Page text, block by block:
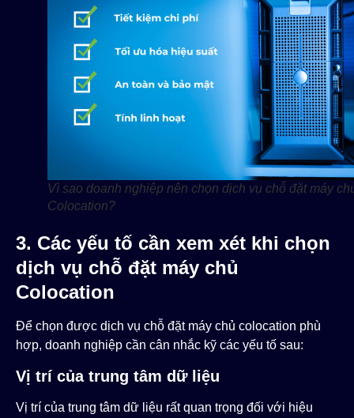
Vì sao doanh nghiệp nên chọn dịch vụ chỗ đặt máy
Colocation?
3. Các yếu tố cần xem xét khi chọn
dịch vụ chỗ đặt máy chủ
Colocation
Để chọn được dịch vụ chỗ đặt máy chủ colocation phù
hợp, doanh nghiệp cần cân nhắc kỹ các yếu tố sau:
Vị trí của trung tâm dữ liệu
Vị trí của trung tâm dữ liệu rất quan trọng đối với hiệu